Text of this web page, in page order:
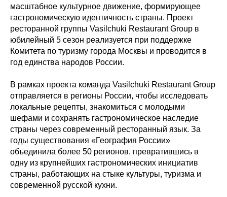
масштабное культурное движение, формирующее
гастрономическую идентичность страны. Проект
ресторанной группы Vasilchuki Restaurant Group в
юбилейный 5 сезон реализуется при поддержке
Комитета по туризму города Москвы и проводится в
год единства народов России.
В рамках проекта команда Vasilchuki Restaurant Group
отправляется в регионы России, чтобы исследовать
локальные рецепты, знакомиться с молодыми
шефами и сохранять гастрономическое наследие
страны через современный ресторанный язык. За
годы существования «География России»
объединила более 50 регионов, превратившись в
одну из крупнейших гастрономических инициатив
страны, работающих на стыке культуры, туризма и
современной русской кухни.